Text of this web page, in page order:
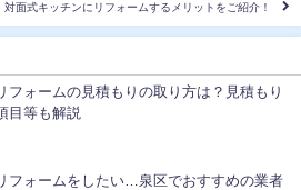
対面式キッチンにリフォームするメリットをご紹介！
フォームの見積もりの取り方は？見積もり
目等も解説
フォームをしたい…泉区でおすすめの業者